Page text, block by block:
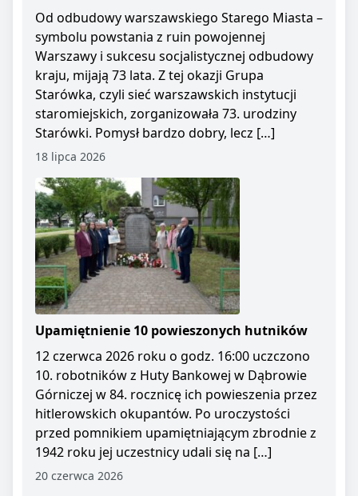
Od odbudowy warszawskiego Starego Miasta –
symbolu powstania z ruin powojennej
Warszawy i sukcesu socjalistycznej odbudowy
kraju, mijają 73 lata. Z tej okazji Grupa
Starówka, czyli sieć warszawskich instytucji
staromiejskich, zorganizowała 73. urodziny
Starówki. Pomysł bardzo dobry, lecz […]
18 lipca 2026
Upamiętnienie 10 powieszonych hutników
12 czerwca 2026 roku o godz. 16:00 uczczono
10. robotników z Huty Bankowej w Dąbrowie
Górniczej w 84. rocznicę ich powieszenia przez
hitlerowskich okupantów. Po uroczystości
przed pomnikiem upamiętniającym zbrodnie z
1942 roku jej uczestnicy udali się na […]
20 czerwca 2026